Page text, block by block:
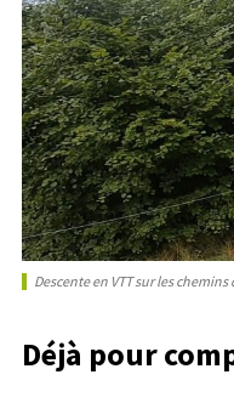
Descente en VTT sur les chemins
Déjà pour